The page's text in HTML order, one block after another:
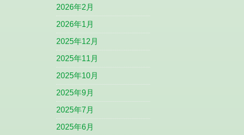
2026年2月
2026年1月
2025年12月
2025年11月
2025年10月
2025年9月
2025年7月
2025年6月